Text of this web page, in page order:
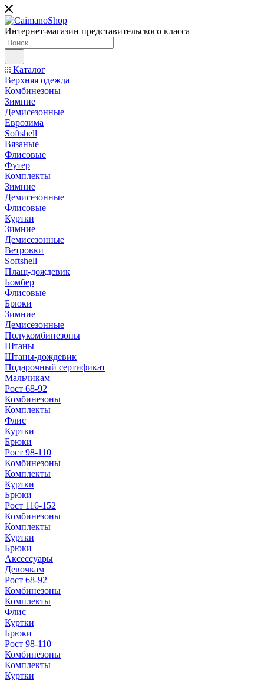
Интернет-магазин представительского класса
Каталог
Верхняя одежда
Комбинезоны
Зимние
Демисезонные
Еврозима
Softshell
Вязаные
Флисовые
Футер
Комплекты
Зимние
Демисезонные
Флисовые
Куртки
Зимние
Демисезонные
Ветровки
Softshell
Плащ-дождевик
Бомбер
Флисовые
Брюки
Зимние
Демисезонные
Полукомбинезоны
Штаны
Штаны-дождевик
Подарочный сертификат
Мальчикам
Рост 68-92
Комбинезоны
Комплекты
Флис
Куртки
Брюки
Рост 98-110
Комбинезоны
Комплекты
Куртки
Брюки
Рост 116-152
Комбинезоны
Комплекты
Куртки
Брюки
Аксессуары
Девочкам
Рост 68-92
Комбинезоны
Комплекты
Флис
Куртки
Брюки
Рост 98-110
Комбинезоны
Комплекты
Куртки